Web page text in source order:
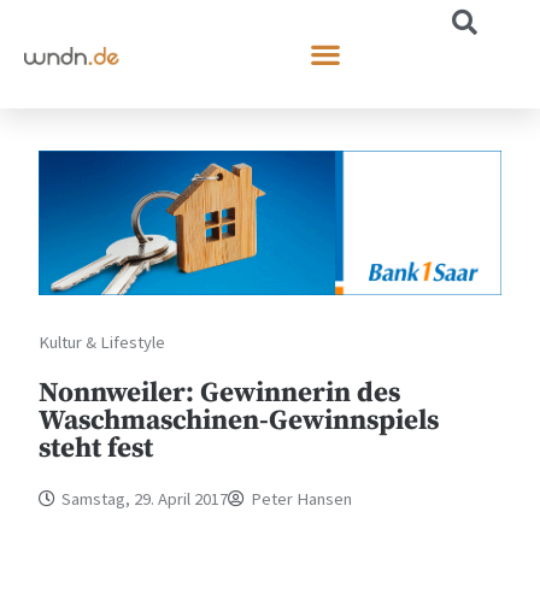
Kultur & Lifestyle
Nonnweiler: Gewinnerin des
Waschmaschinen-Gewinnspiels
steht fest
Samstag, 29. April 2017 Peter Hansen